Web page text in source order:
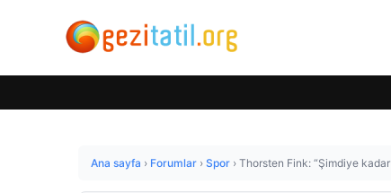
Ana sayfa › Forumlar › Spor › Thorsten Fink: “Şimdiye kadar